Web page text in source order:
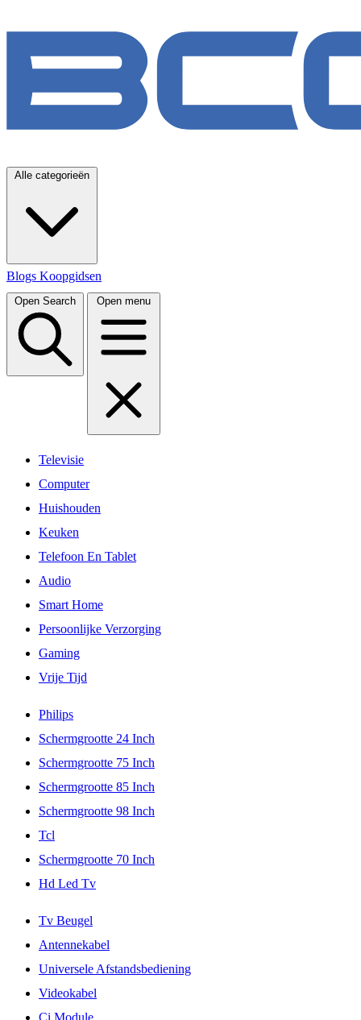
Alle categorieën
Blogs Koopgidsen
Open Search Open menu
Televisie
Computer
Huishouden
Keuken
Telefoon En Tablet
Audio
Smart Home
Persoonlijke Verzorging
Gaming
Vrije Tijd
Philips
Schermgrootte 24 Inch
Schermgrootte 75 Inch
Schermgrootte 85 Inch
Schermgrootte 98 Inch
Tcl
Schermgrootte 70 Inch
Hd Led Tv
Tv Beugel
Antennekabel
Universele Afstandsbediening
Videokabel
Ci Module